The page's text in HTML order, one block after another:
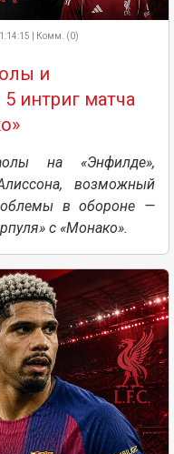
| Комм. (0)
и
интриг матча
на «Энфилде»,
возможный
в обороне —
с «Монако».